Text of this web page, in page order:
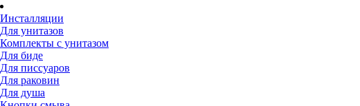
Инсталляции
Для унитазов
Комплекты с унитазом
Для биде
Для писсуаров
Для раковин
Для душа